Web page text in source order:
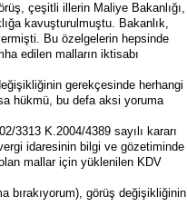
çeşitli illerin Maliye Bakanlığı,
kavuşturulmuştu. Bakanlık,
Bu özelgelerin hepsinde
edilen malların iktisabı
gerekçesinde herhangi
hükmü, bu defa aksi yoruma
3313 K.2004/4389 sayılı kararı
idaresinin bilgi ve gözetiminde
mallar için yüklenilen KDV
bırakıyorum), görüş değişikliğinin